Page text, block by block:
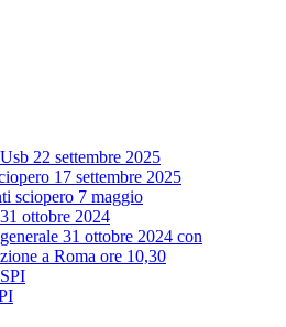
22 settembre 2025
17 settembre 2025
sciopero 7 maggio
ottobre 2024
31 ottobre 2024 con
a Roma ore 10,30